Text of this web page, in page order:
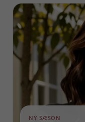
Nattøj
Boligindretning
NY SÆSON